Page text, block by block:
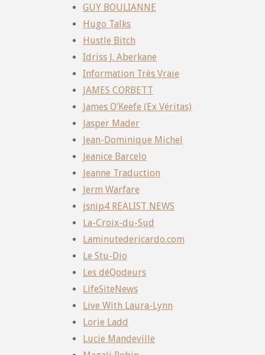
GUY BOULIANNE
Hugo Talks
Hustle Bitch
Idriss J. Aberkane
Information Très Vraie
JAMES CORBETT
James O’Keefe (Ex Véritas)
Jasper Mader
Jean-Dominique Michel
Jeanice Barcelo
Jeanne Traduction
Jerm Warfare
jsnip4 REALIST NEWS
La-Croix-du-Sud
Laminutedericardo.com
Le Stu-Dio
Les déQodeurs
LifeSiteNews
Live With Laura-Lynn
Lorie Ladd
Lucie Mandeville